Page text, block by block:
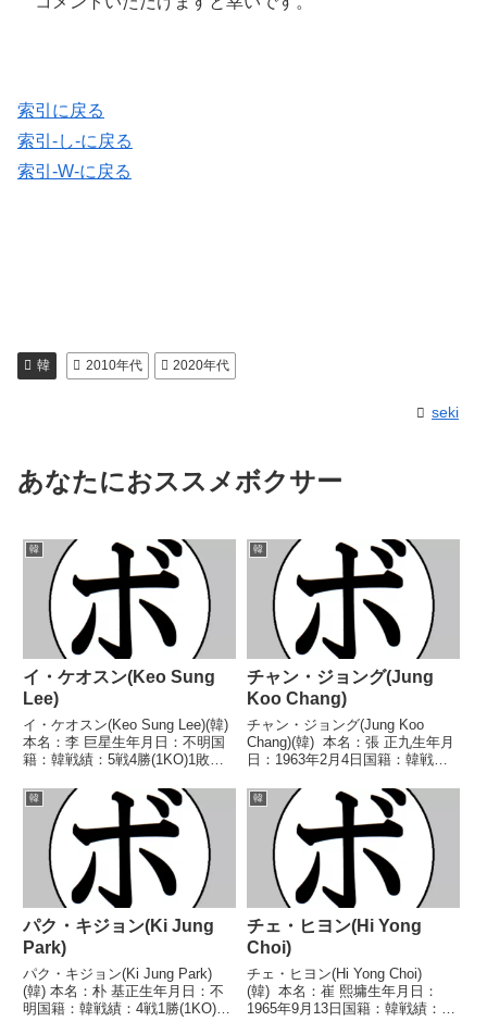
索引に戻る
索引-し-に戻る
索引-W-に戻る
韓 2010年代 2020年代
seki
あなたにおススメボクサー
韓
イ・ケオスン(Keo Sung
Lee)
イ・ケオスン(Keo Sung Lee)(韓)
本名：李 巨星生年月日：不明国
籍：韓戦績：5戦4勝(1KO)1敗
1976/10/01 ○10R判定 (採点不
明) サニー・メイスン古賀(神
林)1977/04/03 ○...
韓
チャン・ジョング(Jung
Koo Chang)
チャン・ジョング(Jung Koo
Chang)(韓) 本名：張 正九生年月
日：1963年2月4日国籍：韓戦
タイトル】第11代WBC世界ライ
トフライ級王座 【戦歴】
1980/11/17 ○3RK...
韓
パク・キジョン(Ki Jung
Park)
パク・キジョン(Ki Jung Park)
(韓) 本名：朴 基正生年月日：不
明国籍：韓戦績：4戦1勝(1KO)3
韓
チェ・ヒヨン(Hi Yong
Choi)
チェ・ヒヨン(Hi Yong Choi)
(韓) 本名：崔 熙墉生年月日：
1965年9月13日国籍：韓戦績：21